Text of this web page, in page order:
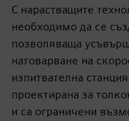
С нарастващите
необходимо да се
позволяваща
натоварване на
изпитвателна
проектирана за
и са ограничени